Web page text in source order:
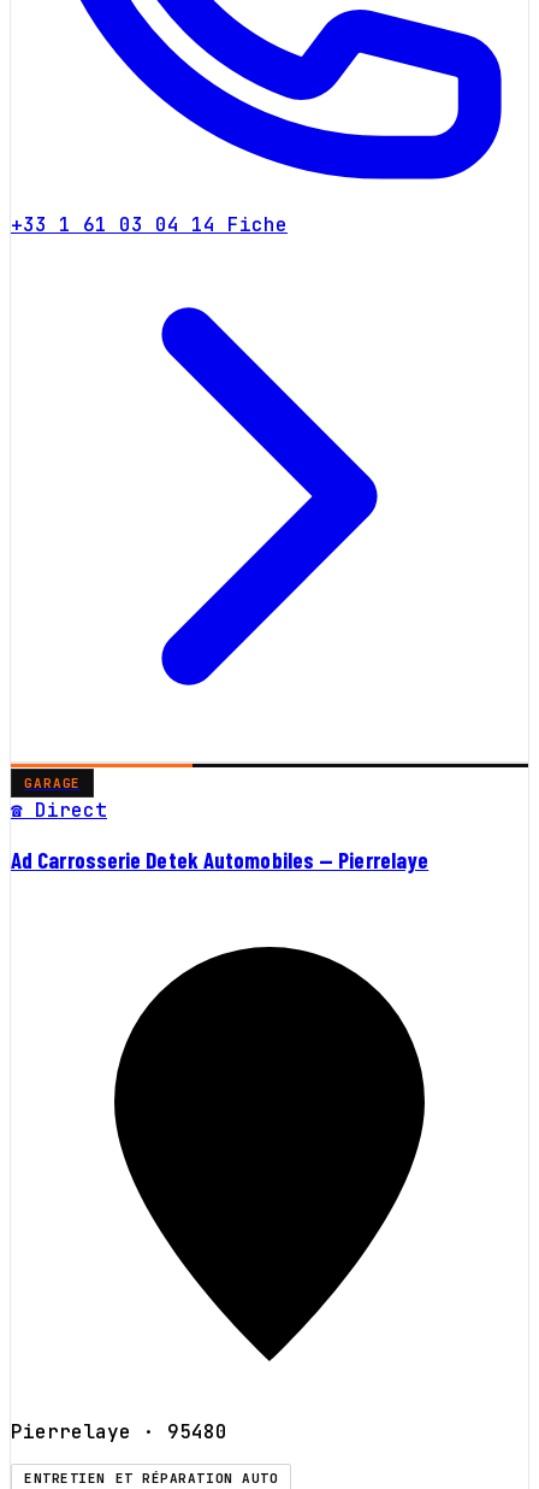
+33 1 61 03 04 14 Fiche
GARAGE
☎ Direct
Ad Carrosserie Detek Automobiles — Pierrelaye
Pierrelaye · 95480
ENTRETIEN ET RÉPARATION AUTO